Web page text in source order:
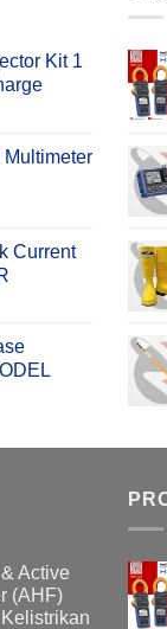
Kit 1
Current
Active
(AHF)